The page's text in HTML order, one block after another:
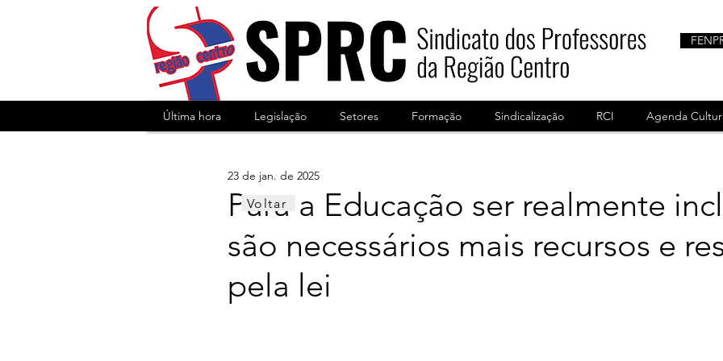
Última hora Legislação Setores Formação Sindicalização RCI Agenda
Para a Educação ser realmente
são necessários mais recursos e
pela lei
23 de jan. de 2025
Voltar